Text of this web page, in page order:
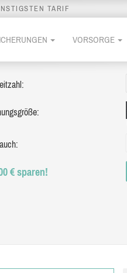
TARIF
VORSORGE
€ sparen!